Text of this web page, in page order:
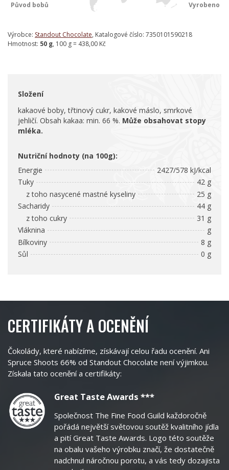
Původ bobů Vyrobeno
Výrobce: Standout Chocolate, Katalogové číslo: 7350101590218
Hmotnost: 50 g, 100 g = 438,00 Kč
Složení
kakaové boby, třtinový cukr, kakové máslo, smrkové
jehličí. Obsah kakaa: min. 66 %. Může obsahovat stopy
mléka.
Nutriční hodnoty (na 100g):
Energie
2427/578 kJ/kcal
Tuky
42 g
z toho nasycené mastné kyseliny
25 g
Sacharidy
44 g
z toho cukry
31 g
Vláknina
g
Bílkoviny
8 g
Sůl
0 g
CERTIFIKÁTY A OCENĚNÍ
Čokolády, které nabízíme, získávají celou řadu ocenění. Ani
Spruce Shoots 66% od Standout Chocolate není výjimkou.
Získala tato ocenění a certifikáty:
Great Taste Awards ***
Společnost The Fine Food Guild každoročně
pořádá největší světovou soutěž kvalitního jídla
a pití Great Taste Awards. Logo této soutěže
na obalu vašeho výrobku značí, že dostatečně
nadchnul náročnou porotu, a vás tedy dozajista